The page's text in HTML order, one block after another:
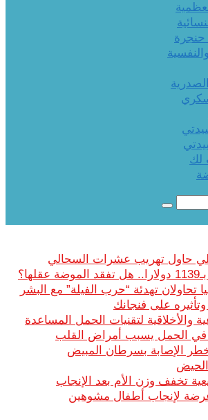
حنجرة
لك
حاول تهريب عشرات السحالي
تحاولان تهدئة “حرب الفيلة” مع البشر
وتأثيره على فنجانك
والأخلاقية لتقنيات الحمل المساعدة
في الحمل يسبب أمراض القلب
خطر الإصابة بسرطان المبيض
تخفف وزن الأم بعد الإنجاب
عرضة لإنجاب أطفال مشوهين